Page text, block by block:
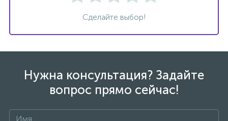
Сделайте выбор!
Нужна консультация? Задайте
вопрос прямо сейчас!